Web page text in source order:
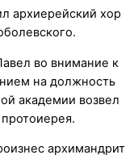
архиерейский хор
во внимание к
на должность
академии возвел
архимандрит